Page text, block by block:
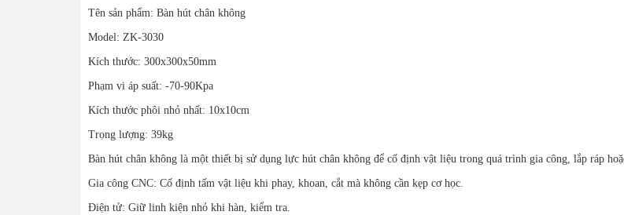
Tên sản phẩm: Bàn hút chân không
Model: ZK-3030
Kích thước: 300x300x50mm
Phạm vi áp suất: -70-90Kpa
Kích thước phôi nhỏ nhất: 10x10cm
Trọng lượng: 39kg
Bàn hút chân không là một thiết bị sử dụng lực hút chân không để cố định vật liệu trong quá trình gia công, lắp ráp
Gia công CNC: Cố định tấm vật liệu khi phay, khoan, cắt mà không cần kẹp cơ học.
Điện tử: Giữ linh kiện nhỏ khi hàn, kiểm tra.